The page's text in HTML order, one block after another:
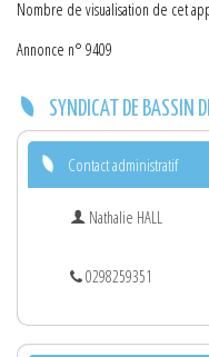
Nombre de visualisation de cet
Annonce n° 9409
SYNDICAT DE BASSIN
Contact administratif
Nathalie HALL
0298259351